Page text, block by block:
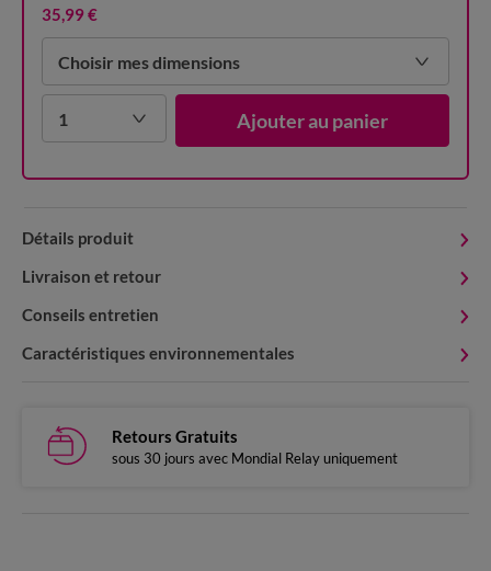
Choisir mes dimensions
1 Ajouter au panier
35,99 €
Détails produit
Livraison et retour
Conseils entretien
Caractéristiques environnementales
Retours Gratuits
sous 30 jours avec Mondial Relay uniquement